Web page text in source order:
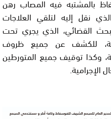
نقل إليه لتلقي العلاجات
القضائي، الذي يجري تحت
للكشف عن جميع ظروف
وكذا توقيف جميع المتورطين
الإجرامية.